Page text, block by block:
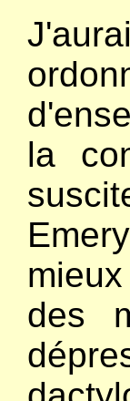
la
des